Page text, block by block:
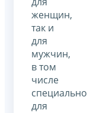
женщин,
так и
для
мужчин,
в том
числе
специально
для